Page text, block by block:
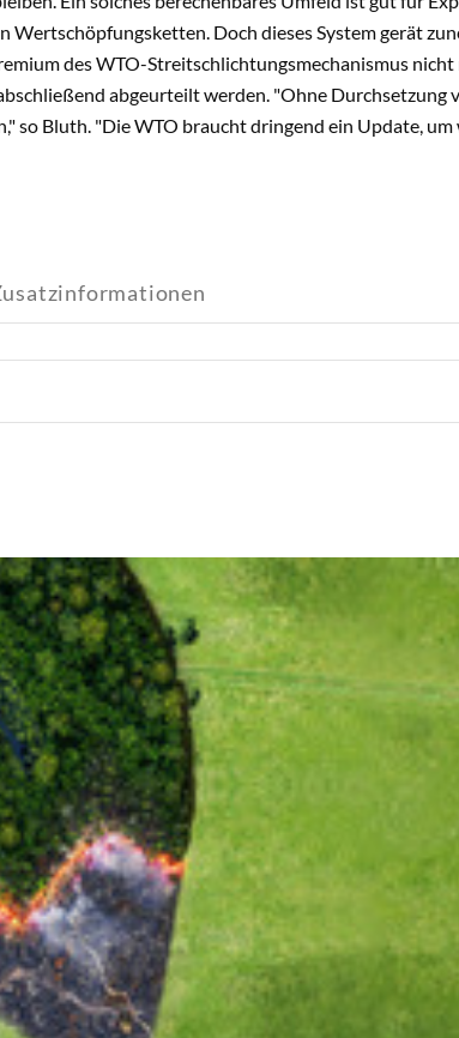
Doch dieses System gerät
des WTO-Streitschlichtungsmechanismus nicht
abgeurteilt werden. "Ohne Durchsetzung
so Bluth. "Die WTO braucht dringend ein Update,